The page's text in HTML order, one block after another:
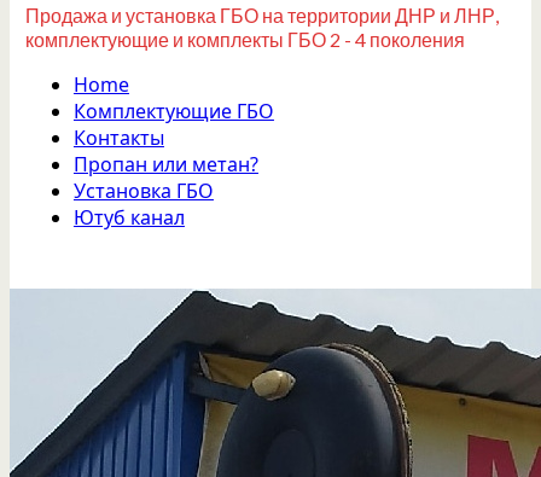
Продажа и установка ГБО на территории ДНР и ЛНР,
комплектующие и комплекты ГБО 2 - 4 поколения
Home
Комплектующие ГБО
Контакты
Пропан или метан?
Установка ГБО
Ютуб канал